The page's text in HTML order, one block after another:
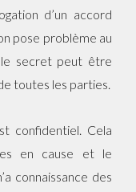
d’un accord
pose problème au
le secret peut être
toutes les parties.
confidentiel. Cela
en cause et le
connaissance des